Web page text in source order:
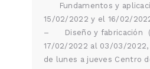
Fundamentos y
15/02/2022 y el 16/02/
– Diseño y fabricación
17/02/2022 al 03/03/2022,
de lunes a jueves Centro